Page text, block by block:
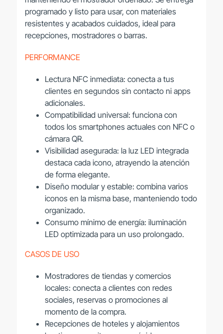
programado y listo para usar, con materiales
resistentes y acabados cuidados, ideal para
recepciones, mostradores o barras.
PERFORMANCE
Lectura NFC inmediata: conecta a tus
clientes en segundos sin contacto ni apps
adicionales.
Compatibilidad universal: funciona con
todos los smartphones actuales con NFC o
cámara QR.
Visibilidad asegurada: la luz LED integrada
destaca cada icono, atrayendo la atención
de forma elegante.
Diseño modular y estable: combina varios
iconos en la misma base, manteniendo todo
organizado.
Consumo mínimo de energía: iluminación
LED optimizada para un uso prolongado.
CASOS DE USO
Mostradores de tiendas y comercios
locales: conecta a clientes con redes
sociales, reservas o promociones al
momento de la compra.
Recepciones de hoteles y alojamientos